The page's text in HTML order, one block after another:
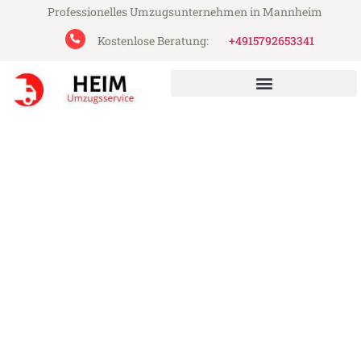
Professionelles Umzugsunternehmen in Mannheim
Kostenlose Beratung:
+4915792653341